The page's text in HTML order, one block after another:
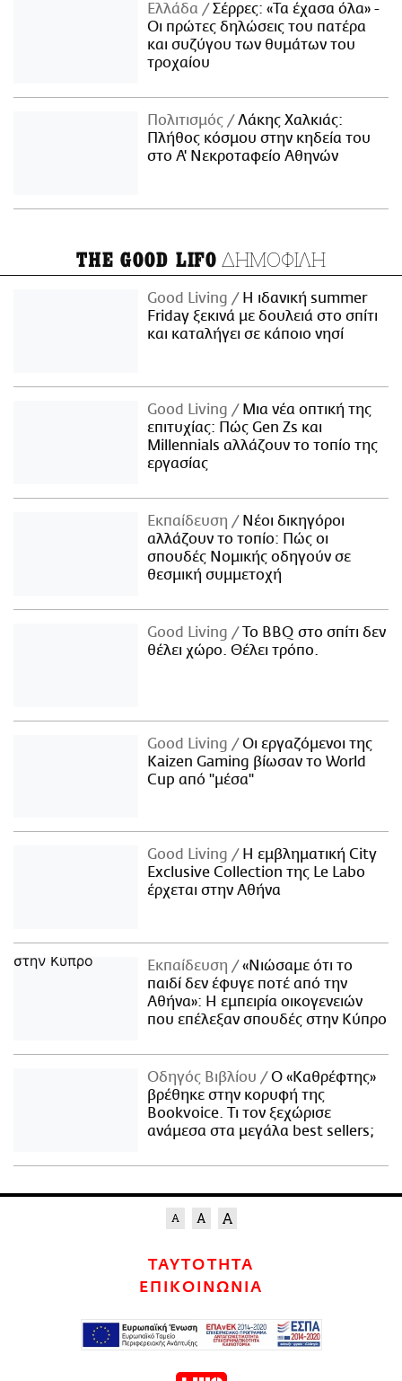
Ελλάδα
Σέρρες: «Τα έχασα όλα» -
Οι πρώτες δηλώσεις του πατέρα
και συζύγου των θυμάτων του
τροχαίου
Πολιτισμός
Λάκης Χαλκιάς:
Πλήθος κόσμου στην κηδεία του
στο Α' Νεκροταφείο Αθηνών
THE GOOD LIFO ΔΗΜΟΦΙΛΗ
Good Living
Η ιδανική summer
Friday ξεκινά με δουλειά στο σπίτι
και καταλήγει σε κάποιο νησί
Good Living
Μια νέα οπτική της
επιτυχίας: Πώς Gen Zs και
Millennials αλλάζουν το τοπίο της
εργασίας
Εκπαίδευση
Νέοι δικηγόροι
αλλάζουν το τοπίο: Πώς οι
σπουδές Νομικής οδηγούν σε
θεσμική συμμετοχή
Good Living
Το BBQ στο σπίτι δεν
θέλει χώρο. Θέλει τρόπο.
Good Living
Οι εργαζόμενοι της
Kaizen Gaming βίωσαν το World
Cup από "μέσα"
Good Living
Η εμβληματική City
Exclusive Collection της Le Labo
έρχεται στην Αθήνα
Εκπαίδευση
«Νιώσαμε ότι το
παιδί δεν έφυγε ποτέ από την
Αθήνα»: Η εμπειρία οικογενειών
που επέλεξαν σπουδές στην Κύπρο
Οδηγός Βιβλίου
Ο «Καθρέφτης»
βρέθηκε στην κορυφή της
Bookvoice. Τι τον ξεχώρισε
ανάμεσα στα μεγάλα best sellers;
ΤΑΥΤΟΤΗΤΑ
ΕΠΙΚΟΙΝΩΝΙΑ